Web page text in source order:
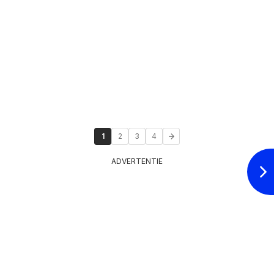
1 2 3 4
ADVERTENTIE